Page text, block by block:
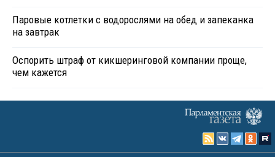
Паровые котлетки с водорослями на обед и запеканка
на завтрак
Оспорить штраф от кикшеринговой компании проще,
чем кажется